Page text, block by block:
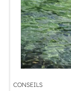
CONSEILS